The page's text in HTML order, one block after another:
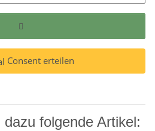
Consent erteilen
folgende Artikel: